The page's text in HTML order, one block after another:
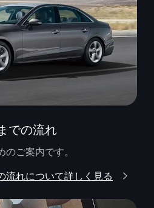
での流れ
ご案内です。
流れについて詳しく見る